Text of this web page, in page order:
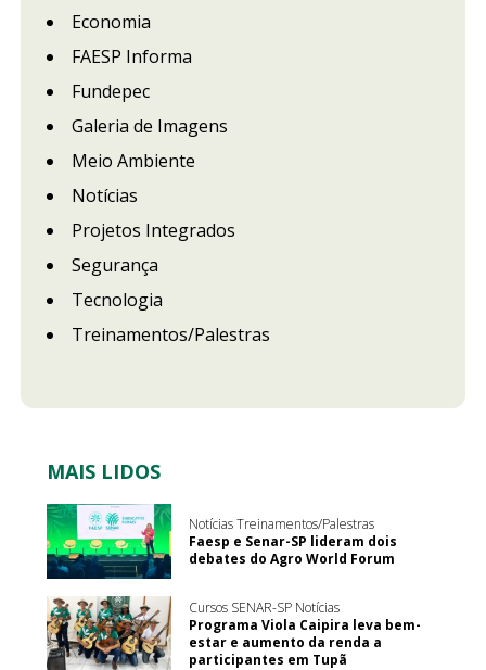
Economia
FAESP Informa
Fundepec
Galeria de Imagens
Meio Ambiente
Notícias
Projetos Integrados
Segurança
Tecnologia
Treinamentos/Palestras
MAIS LIDOS
Notícias Treinamentos/Palestras
Faesp e Senar-SP lideram dois
debates do Agro World Forum
Cursos SENAR-SP Notícias
Programa Viola Caipira leva bem-
estar e aumento da renda a
participantes em Tupã